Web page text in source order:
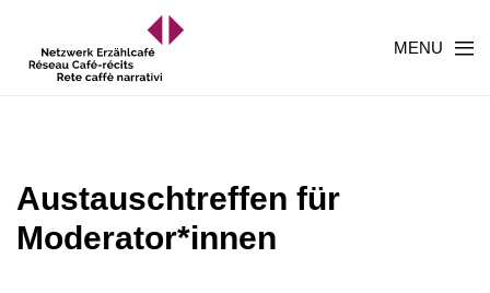
MENU
Austauschtreffen für
Moderator*innen